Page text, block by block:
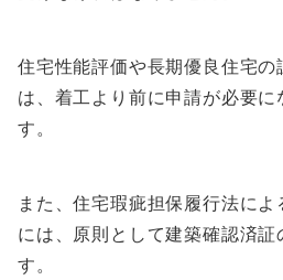
住宅性能評価や長期優良住宅
は、着工より前に申請が必要
す。
また、住宅瑕疵担保履行法に
には、原則として建築確認済証
す。